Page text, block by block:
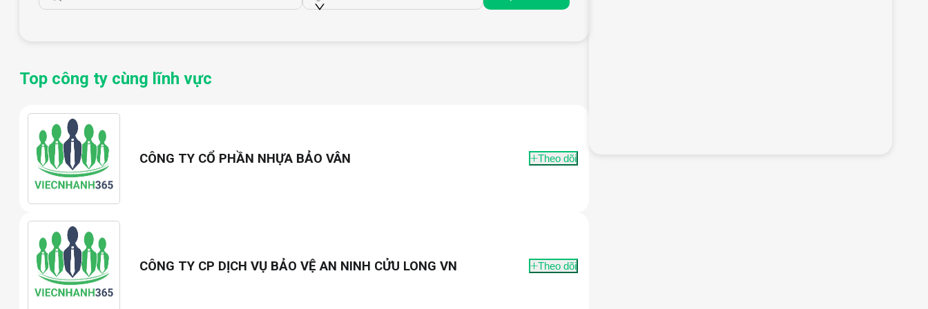
Top công ty cùng lĩnh vực
CÔNG TY CỔ PHẦN NHỰA BẢO VÂN Theo dõi
CÔNG TY CP DỊCH VỤ BẢO VỆ AN NINH CỬU LONG VN Theo dõi